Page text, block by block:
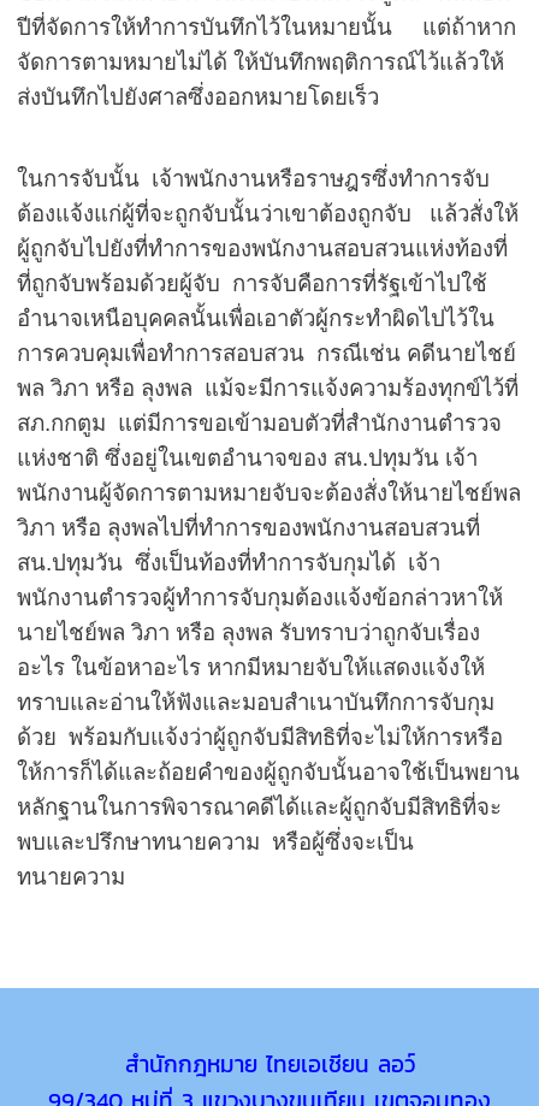
ปีที่จัดการให้ทำการบันทึกไว้ในหมายนั้น แต่ถ้าหาก
จัดการตามหมายไม่ได้ ให้บันทึกพฤติการณ์ไว้แล้วให้
ส่งบันทึกไปยังศาลซึ่งออกหมายโดยเร็ว
ในการจับนั้น เจ้าพนักงานหรือราษฎรซึ่งทำการจับ
ต้องแจ้งแก่ผู้ที่จะถูกจับนั้นว่าเขาต้องถูกจับ แล้วสั่งให้
ผู้ถูกจับไปยังที่ทำการของพนักงานสอบสวนแห่งท้องที่
ที่ถูกจับพร้อมด้วยผู้จับ การจับคือการที่รัฐเข้าไปใช้
อำนาจเหนือบุคคลนั้นเพื่อเอาตัวผู้กระทำผิดไปไว้ใน
การควบคุมเพื่อทำการสอบสวน กรณีเช่น คดีนายไชย์
พล วิภา หรือ ลุงพล แม้จะมีการแจ้งความร้องทุกข์ไว้ที่
สภ.กกตูม แต่มีการขอเข้ามอบตัวที่สำนักงานตำรวจ
แห่งชาติ ซึ่งอยู่ในเขตอำนาจของ สน.ปทุมวัน เจ้า
พนักงานผู้จัดการตามหมายจับจะต้องสั่งให้นายไชย์พล
วิภา หรือ ลุงพลไปที่ทำการของพนักงานสอบสวนที่
สน.ปทุมวัน ซึ่งเป็นท้องที่ทำการจับกุมได้ เจ้า
พนักงานตำรวจผู้ทำการจับกุมต้องแจ้งข้อกล่าวหาให้
นายไชย์พล วิภา หรือ ลุงพล รับทราบว่าถูกจับเรื่อง
อะไร ในข้อหาอะไร หากมีหมายจับให้แสดงแจ้งให้
ทราบและอ่านให้ฟังและมอบสำเนาบันทึกการจับกุม
ด้วย พร้อมกับแจ้งว่าผู้ถูกจับมีสิทธิที่จะไม่ให้การหรือ
ให้การก็ได้และถ้อยคำของผู้ถูกจับนั้นอาจใช้เป็นพยาน
หลักฐานในการพิจารณาคดีได้และผู้ถูกจับมีสิทธิที่จะ
พบและปรึกษาทนายความ หรือผู้ซึ่งจะเป็น
ทนายความ
สำนักกฎหมาย ไทยเอเชียน ลอว์